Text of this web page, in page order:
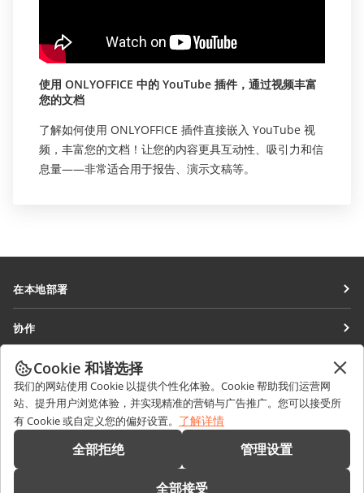
使用 ONLYOFFICE 中的 YouTube 插件，通过视频丰富
您的文档
了解如何使用 ONLYOFFICE 插件直接嵌入 YouTube 视
频，丰富您的文档！让您的内容更具互动性、吸引力和信
息量——非常适合用于报告、演示文稿等。
在本地部署
协作空间
工作区
连接器
桌面应用程序
移动应用程序
协作
针对翻译人员
针对博主
职位空缺
获取最新资讯
博客
获取帮助
论坛
销售相关问题
sales@onlyoffice.com
Cookie 和谐选择
我们的网站使用 Cookie 以提供个性化体验。Cookie 帮助我们运营网
站、提升用户浏览体验，并实现精准的营销与广告推广。您可以接受所
有 Cookie 或自定义您的偏好设置。 了解详情
全部拒绝 管理设置
全部接受